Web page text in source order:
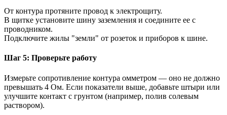
От контура протяните провод к электрощиту.
В щитке установите шину заземления и соедините ее с
проводником.
Подключите жилы "земли" от розеток и приборов к шине.
Шаг 5: Проверьте работу
Измерьте сопротивление контура омметром — оно не должно
превышать 4 Ом. Если показатели выше, добавьте штыри или
улучшите контакт с грунтом (например, полив солевым
раствором).